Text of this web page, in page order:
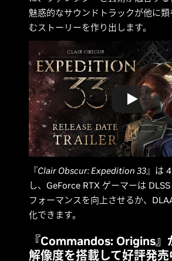
魅惑的なサウンドトラックが他に
むストーリーを作り出します。
『Clair Obscur: Expedition 33』は
し、GeForce RTX ゲーマーは
フォーマンスを向上させるか、
化できます。
『Commandos: Origins』
解像度を搭載して好評発売